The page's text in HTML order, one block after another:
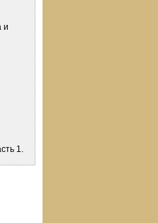
и
1.